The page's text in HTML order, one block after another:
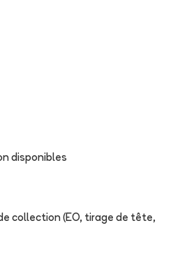
disponibles
collection (EO, tirage de tête,